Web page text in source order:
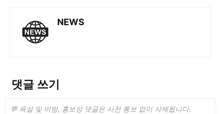
NEWS
댓글 쓰기
💬 욕설 및 비방, 홍보성 댓글은 사전 통보 없이 삭제됩니다.